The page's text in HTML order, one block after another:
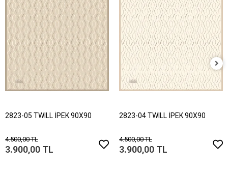
2823-05 TWILL İPEK 90X90
4.500,00 TL
3.900,00 TL
2823-04 TWILL İPEK 90X90
4.500,00 TL
3.900,00 TL